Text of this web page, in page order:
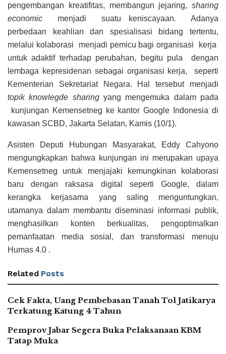
pengembangan kreatifitas, membangun jejaring, sharing
economic menjadi suatu keniscayaan. Adanya
perbedaan keahlian dan spesialisasi bidang tertentu,
melalui kolaborasi menjadi pemicu bagi organisasi kerja
untuk adaktif terhadap perubahan, begitu pula dengan
lembaga kepresidenan sebagai organisasi kerja, seperti
Kementerian Sekretariat Negara. Hal tersebut menjadi
topik knowlegde sharingyang mengemuka dalam pada
kunjungan Kemensetneg ke kantor Google Indonesia di
kawasan SCBD, Jakarta Selatan, Kamis (10/1).
Asisten Deputi Hubungan Masyarakat, Eddy Cahyono
mengungkapkan bahwa kunjungan ini merupakan upaya
Kemensetneg untuk menjajaki kemungkinan kolaborasi
baru dengan raksasa digital seperti Google, dalam
kerangka kerjasama yang saling menguntungkan,
utamanya dalam membantu diseminasi informasi publik,
menghasilkan konten berkualitas, pengoptimalkan
pemanfaatan media sosial, dan transformasi menuju
Humas 4.0 .
Related Posts
Cek Fakta, Uang Pembebasan Tanah Tol Jatikarya
Terkatung Katung 4 Tahun
Pemprov Jabar Segera Buka Pelaksanaan KBM
Tatap Muka